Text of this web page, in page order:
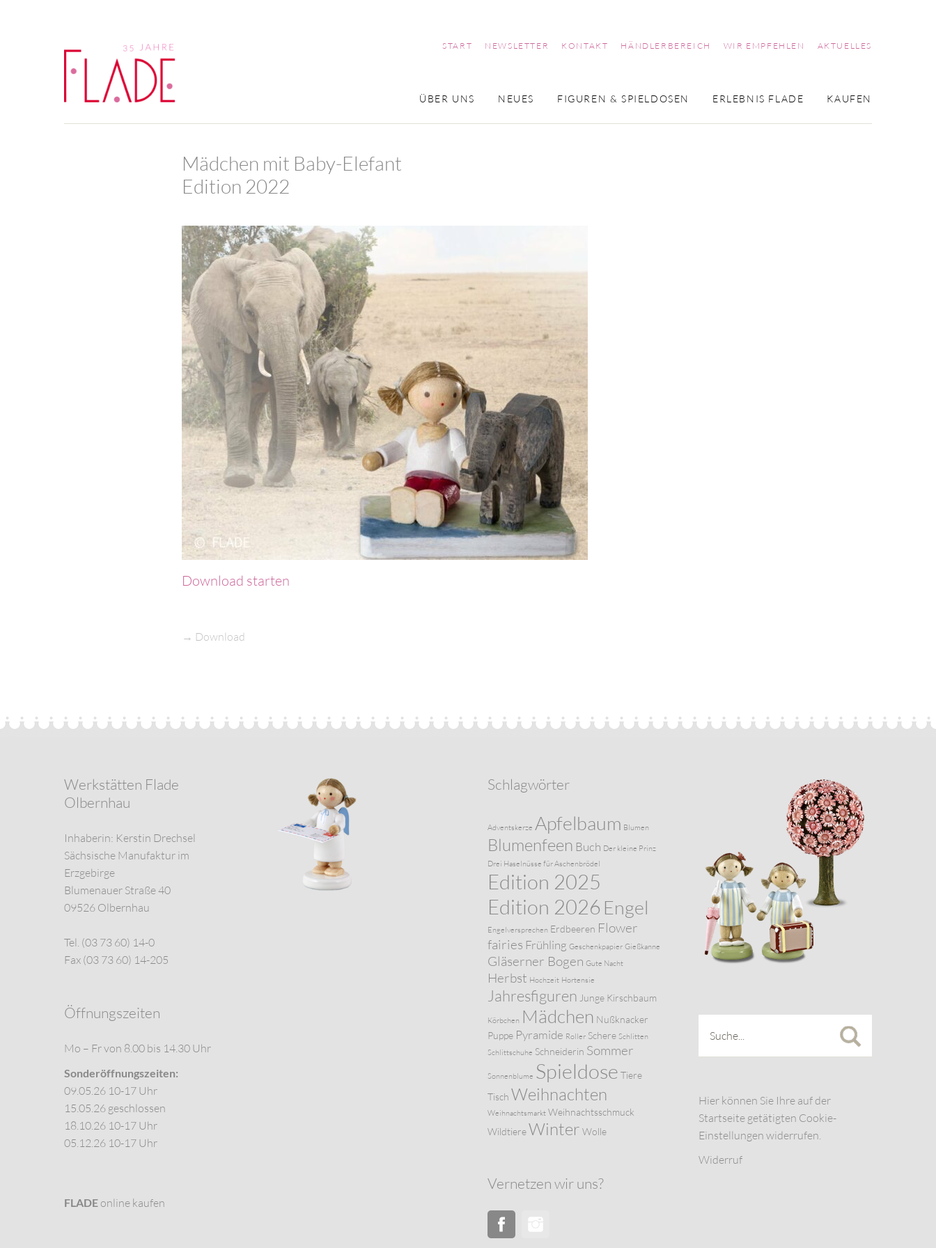
ÜBER UNS NEUES FIGUREN & SPIELDOSEN ERLEBNIS FLADE KAUFEN
START NEWSLETTER KONTAKT HÄNDLERBEREICH WIR EMPFEHLEN AKTUELLES
Mädchen mit Baby-Elefant
Edition 2022
Download starten
→ Download
Werkstätten Flade
Olbernhau
Inhaberin: Kerstin Drechsel
Sächsische Manufaktur im
Erzgebirge
Blumenauer Straße 40
09526 Olbernhau
Tel. (03 73 60) 14-0
Fax (03 73 60) 14-205
Öffnungszeiten
Mo – Fr von 8.00 bis 14.30 Uhr
Sonderöffnungszeiten:
09.05.26 10-17 Uhr
15.05.26 geschlossen
18.10.26 10-17 Uhr
05.12.26 10-17 Uhr
FLADE online kaufen
Schlagwörter
Adventskerze Apfelbaum Blumen
Blumenfeen Buch Der kleine Prinz
Drei Haselnüsse für Aschenbrödel
Edition 2025
Edition 2026 Engel
Engelversprechen Erdbeeren Flower
fairies Frühling Geschenkpapier Gießkanne
Gläserner Bogen Gute Nacht
Herbst Hochzeit Hortensie
Jahresfiguren Junge Kirschbaum
Körbchen Mädchen Nußknacker
Puppe Pyramide Roller Schere Schlitten
Schlittschuhe Schneiderin Sommer
Sonnenblume Spieldose Tiere
Tisch Weihnachten
Weihnachtsmarkt Weihnachtsschmuck
Wildtiere Winter Wolle
Vernetzen wir uns?
Hier können Sie Ihre auf der
Startseite getätigten Cookie-
Einstellungen widerrufen.
Widerruf